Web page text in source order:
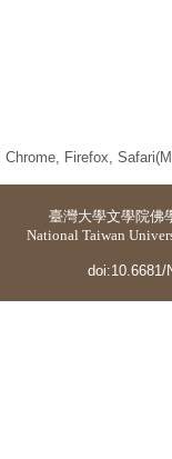
Chrome, Firefox,
臺灣大學文學院佛
National Taiwan
doi:10.6681/